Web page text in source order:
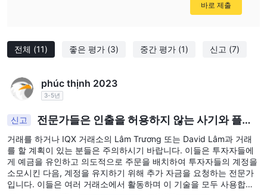
전체 (11) 좋은 평가 (3) 중간 평가 (1) 신고 (7)
phúc thịnh 2023
3-5년
신고
전문가들은 인출을 허용하지 않는 사기와 플랫
폼을 지원합니다.
거래를 하거나 IQX 거래소의 Lâm Trương 또는 David Lâm과 거래
를 할 계획이 있는 분들은 주의하시기 바랍니다. 이들은 투자자들에
게 예금을 유인하고 의도적으로 주문을 배치하여 투자자들의 계정을
소모시킨 다음, 계정을 유지하기 위해 추가 자금을 요청하는 전문가
입니다. 이들은 여러 거래소에서 활동하며 이 기술을 모두 사용합니
바로 제출